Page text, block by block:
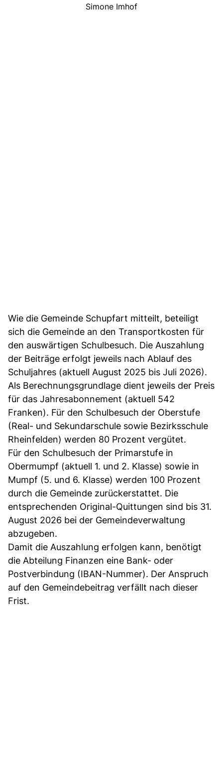
Simone Imhof
Wie die Gemeinde Schupfart mitteilt, beteiligt
sich die Gemeinde an den Transportkosten für
den auswärtigen Schulbesuch. Die Auszahlung
der Beiträge erfolgt jeweils nach Ablauf des
Schuljahres (aktuell August 2025 bis Juli 2026).
Als Berechnungsgrundlage dient jeweils der Preis
für das Jahresabonnement (aktuell 542
Franken). Für den Schulbesuch der Oberstufe
(Real- und Sekundarschule sowie Bezirksschule
Rheinfelden) werden 80 Prozent vergütet.
Für den Schulbesuch der Primarstufe in
Obermumpf (aktuell 1. und 2. Klasse) sowie in
Mumpf (5. und 6. Klasse) werden 100 Prozent
durch die Gemeinde zurückerstattet. Die
entsprechenden Original-Quittungen sind bis 31.
August 2026 bei der Gemeindeverwaltung
abzugeben.
Damit die Auszahlung erfolgen kann, benötigt
die Abteilung Finanzen eine Bank- oder
Postverbindung (IBAN-Nummer). Der Anspruch
auf den Gemeindebeitrag verfällt nach dieser
Frist.